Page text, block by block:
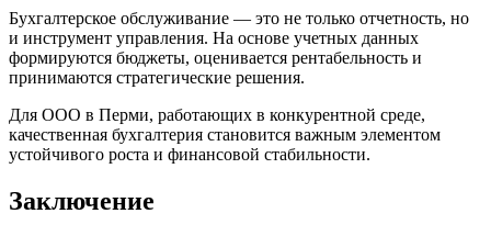
Бухгалтерское обслуживание — это не только отчетность, но
и инструмент управления. На основе учетных данных
формируются бюджеты, оценивается рентабельность и
принимаются стратегические решения.
Для ООО в Перми, работающих в конкурентной среде,
качественная бухгалтерия становится важным элементом
устойчивого роста и финансовой стабильности.
Заключение